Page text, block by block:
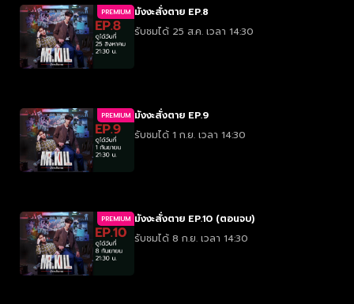
PREMIUM มังงะสั่งตาย EP.8
รับชมได้ 25 ส.ค. เวลา 14:30
PREMIUM มังงะสั่งตาย EP.9
รับชมได้ 1 ก.ย. เวลา 14:30
PREMIUM มังงะสั่งตาย EP.10 (ตอนจบ)
รับชมได้ 8 ก.ย. เวลา 14:30